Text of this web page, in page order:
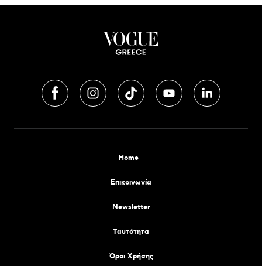
Home
Επικοινωνία
Newsletter
Tαυτότητα
Όροι Χρήσης